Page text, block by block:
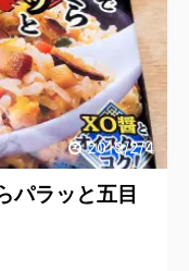
2019/2/4
パラッと五目